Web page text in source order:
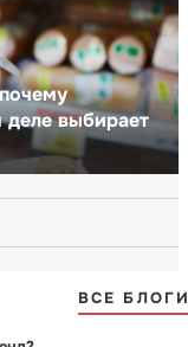
деле выбирает
ВСЕ